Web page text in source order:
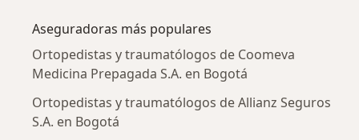
Aseguradoras más populares
Ortopedistas y traumatólogos de Coomeva
Medicina Prepagada S.A. en Bogotá
Ortopedistas y traumatólogos de Allianz Seguros
S.A. en Bogotá